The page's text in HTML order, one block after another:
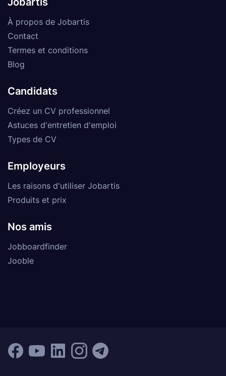
À propos de Jobartis
Contact
Termes et conditions
Blog
Candidats
Créez un CV professionnel
Astuces d'entretien d'emploi
Types de CV
Employeurs
Les raisons d'utiliser Jobartis
Produits et prix
Nos amis
Jobboardfinder
Jooble